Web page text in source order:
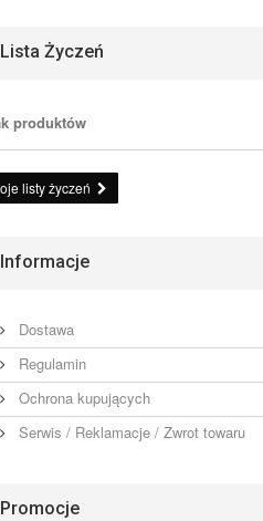
Lista Życzeń
produktów
listy życzeń
Informacje
Dostawa
Regulamin
Ochrona kupujących
Serwis / Reklamacje / Zwrot towaru
Promocje